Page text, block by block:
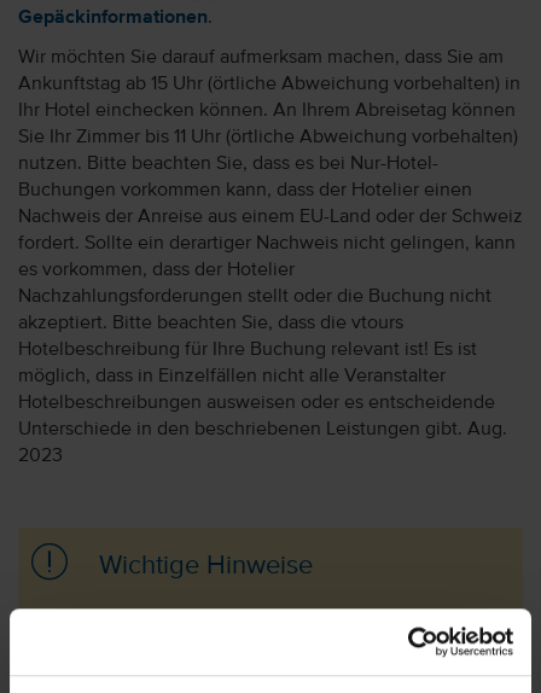
Gepäckinformationen.
Wir möchten Sie darauf aufmerksam machen, dass Sie am
Ankunftstag ab 15 Uhr (örtliche Abweichung vorbehalten) in
Ihr Hotel einchecken können. An Ihrem Abreisetag können
Sie Ihr Zimmer bis 11 Uhr (örtliche Abweichung vorbehalten)
nutzen. Bitte beachten Sie, dass es bei Nur-Hotel-
Buchungen vorkommen kann, dass der Hotelier einen
Nachweis der Anreise aus einem EU-Land oder der Schweiz
fordert. Sollte ein derartiger Nachweis nicht gelingen, kann
es vorkommen, dass der Hotelier
Nachzahlungsforderungen stellt oder die Buchung nicht
akzeptiert. Bitte beachten Sie, dass die vtours
Hotelbeschreibung für Ihre Buchung relevant ist! Es ist
möglich, dass in Einzelfällen nicht alle Veranstalter
Hotelbeschreibungen ausweisen oder es entscheidende
Unterschiede in den beschriebenen Leistungen gibt. Aug.
2023
Wichtige Hinweise
Bitte beachten Sie, dass die Zimmer i.d.R. über
ein großes Bett verfügen und Kinder im Bett
der Eltern übernachten.